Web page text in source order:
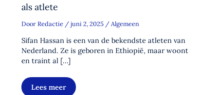
als atlete
Door Redactie /juni 2, 2025 / Algemeen
Sifan Hassan is een van de bekendste atleten van
Nederland. Ze is geboren in Ethiopië, maar woont
en traint al […]
Lees meer